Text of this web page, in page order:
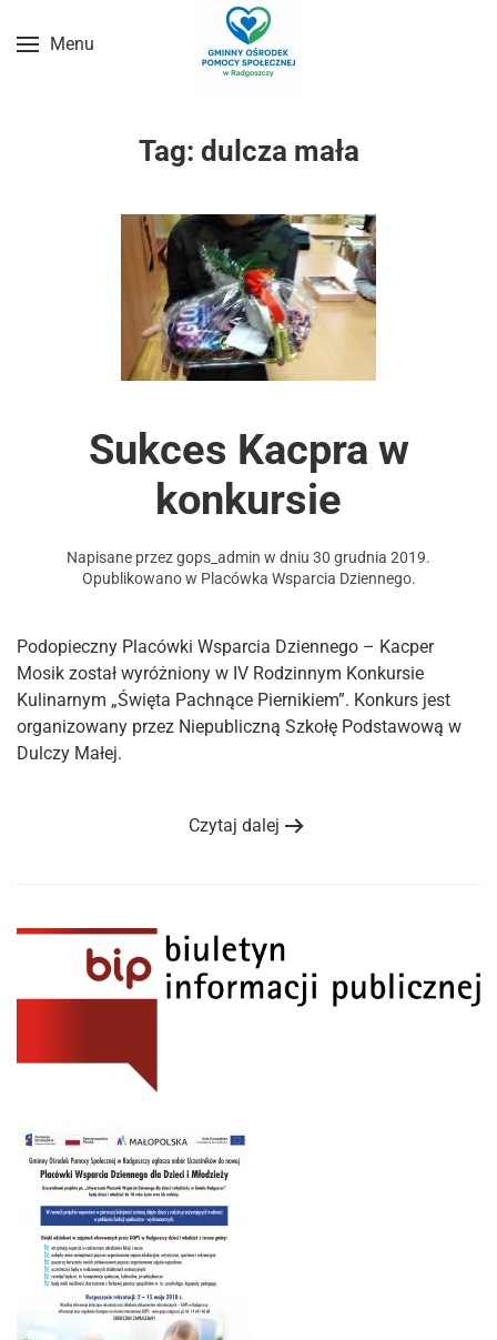
Przejdź do treści głównej
Menu
Tag: dulcza mała
Sukces Kacpra w
konkursie
Napisane przezgops_admin w dniu 30 grudnia 2019.
Opublikowano w Placówka Wsparcia Dziennego.
Podopieczny Placówki Wsparcia Dziennego – Kacper
Mosik został wyróżniony w IV Rodzinnym Konkursie
Kulinarnym „Święta Pachnące Piernikiem”. Konkurs jest
organizowany przez Niepubliczną Szkołę Podstawową w
Dulczy Małej.
Czytaj dalej